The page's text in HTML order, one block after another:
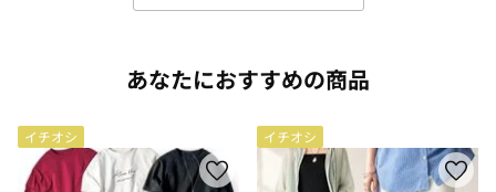
あなたにおすすめの商品
イチオシ イチオシ